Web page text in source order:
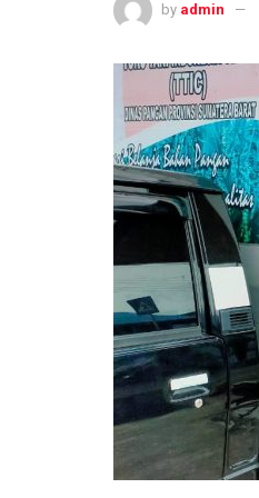
by admin